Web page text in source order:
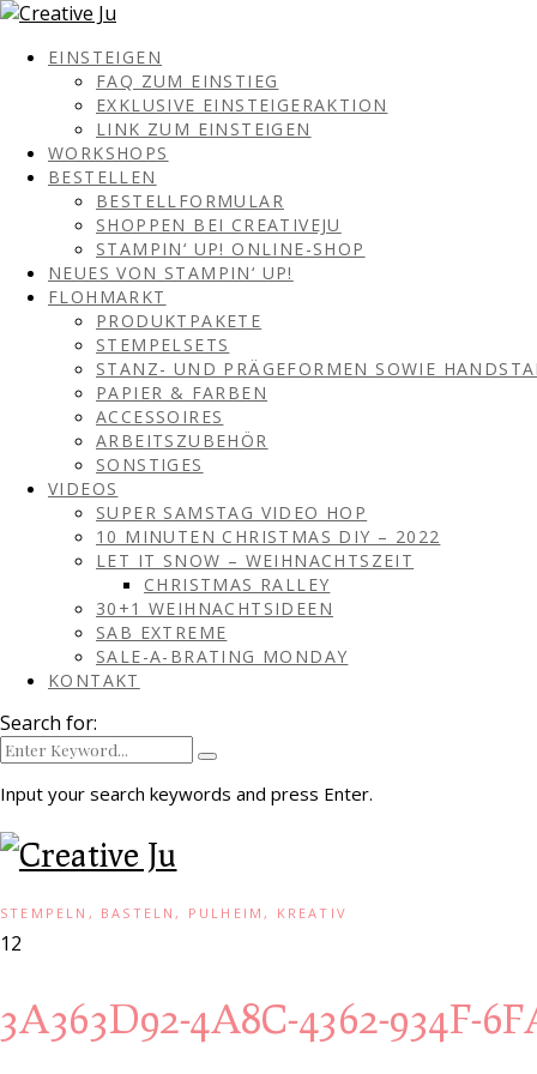
EINSTEIGEN
FAQ ZUM EINSTIEG
EXKLUSIVE EINSTEIGERAKTION
LINK ZUM EINSTEIGEN
WORKSHOPS
BESTELLEN
BESTELLFORMULAR
SHOPPEN BEI CREATIVEJU
STAMPIN‘ UP! ONLINE-SHOP
NEUES VON STAMPIN‘ UP!
FLOHMARKT
PRODUKTPAKETE
STEMPELSETS
STANZ- UND PRÄGEFORMEN SOWIE
PAPIER & FARBEN
ACCESSOIRES
ARBEITSZUBEHÖR
SONSTIGES
VIDEOS
SUPER SAMSTAG VIDEO HOP
10 MINUTEN CHRISTMAS DIY – 2022
LET IT SNOW – WEIHNACHTSZEIT
CHRISTMAS RALLEY
30+1 WEIHNACHTSIDEEN
SAB EXTREME
SALE-A-BRATING MONDAY
KONTAKT
Search for:
Input your search keywords and press Enter.
STEMPELN, BASTELN, PULHEIM, KREATIV
12
3A363D92-4A8C-4362-934F-